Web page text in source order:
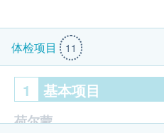
体检项目 11
1 基本项目
荷尔蒙